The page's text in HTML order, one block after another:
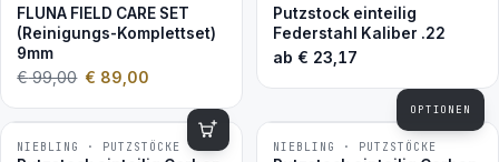
FLUNA FIELD CARE SET
(Reinigungs-Komplettset)
9mm
€99,00 € 89,00
Putzstock einteilig
Federstahl Kaliber .22
ab € 23,17
OPTIONEN
NIEBLING · PUTZSTÖCKE NIEBLING · PUTZSTÖCKE